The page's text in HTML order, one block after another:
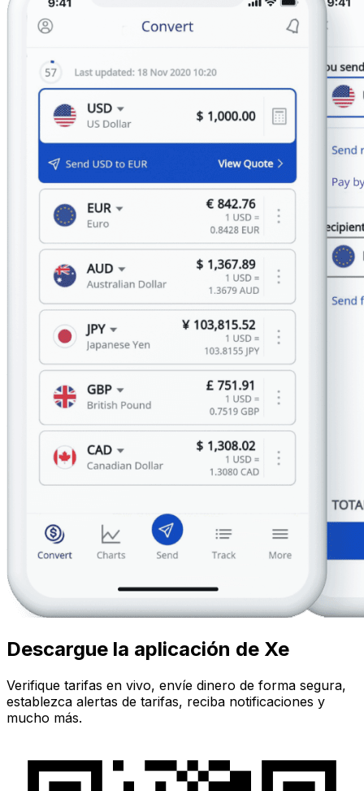
Descargue la aplicación de Xe
Verifique tarifas en vivo, envíe dinero de forma segura,
establezca alertas de tarifas, reciba notificaciones y
mucho más.